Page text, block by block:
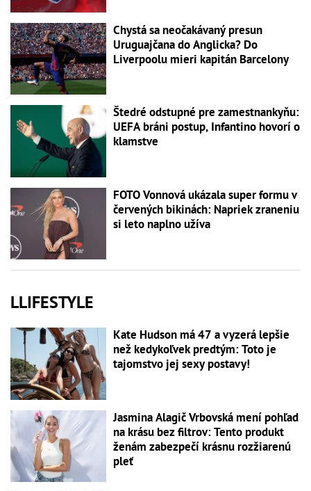
Chystá sa neočakávaný presun
Uruguajčana do Anglicka? Do
Liverpoolu mieri kapitán Barcelony
Štedré odstupné pre zamestnankyňu:
UEFA bráni postup, Infantino hovorí o
klamstve
FOTO Vonnová ukázala super formu v
červených bikinách: Napriek zraneniu
si leto naplno užíva
LLIFESTYLE
Kate Hudson má 47 a vyzerá lepšie
než kedykoľvek predtým: Toto je
tajomstvo jej sexy postavy!
Jasmina Alagič Vrbovská mení pohľad
na krásu bez filtrov: Tento produkt
ženám zabezpečí krásnu rozžiarenú
pleť